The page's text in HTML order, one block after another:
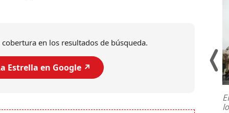
en los resultados de búsqueda.
Estrella en Google ↗️
Entre recuerdos y escuetas